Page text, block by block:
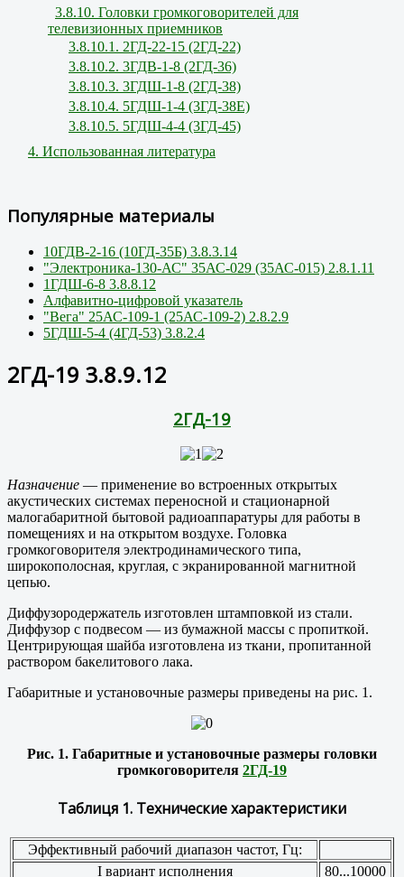
3.8.10. Головки громкоговорителей для
телевизионных приемников
3.8.10.1. 2ГД-22-15 (2ГД-22)
3.8.10.2. 3ГДВ-1-8 (2ГД-36)
3.8.10.3. 3ГДШ-1-8 (2ГД-38)
3.8.10.4. 5ГДШ-1-4 (3ГД-38Е)
3.8.10.5. 5ГДШ-4-4 (3ГД-45)
4. Использованная литература
Популярные материалы
10ГДВ-2-16 (10ГД-35Б) 3.8.3.14
"Электроника-130-АС" 35АС-029 (35АС-015) 2.8.1.11
1ГДШ-6-8 3.8.8.12
Алфавитно-цифровой указатель
"Вега" 25АС-109-1 (25АС-109-2) 2.8.2.9
5ГДШ-5-4 (4ГД-53) 3.8.2.4
2ГД-19 3.8.9.12
2ГД-19
Назначение — применение во встроенных открытых
акустических системах переносной и стационарной
малогабаритной бытовой радиоаппаратуры для работы в
помещениях и на открытом воздухе. Головка
громкоговорителя электродинамического типа,
широкополосная, круглая, с экранированной магнитной
цепью.
Диффузородержатель изготовлен штамповкой из стали.
Диффузор с подвесом — из бумажной массы с пропиткой.
Центрирующая шайба изготовлена из ткани, пропитанной
раствором бакелитового лака.
Габаритные и установочные размеры приведены на рис. 1.
Рис. 1. Габаритные и установочные размеры головки
громкоговорителя 2ГД-19
Таблиця 1. Технические характеристики
Эффективный рабочий диапазон частот, Гц:
I вариант исполнения
80...10000